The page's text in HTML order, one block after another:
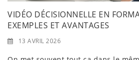
VIDÉO DÉCISIONNELLE EN
EXEMPLES ET AVANTAGES
13 AVRIL 2026